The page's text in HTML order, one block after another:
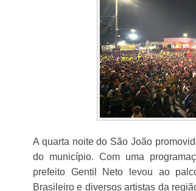
A quarta noite do São João
do município. Com uma
prefeito Gentil Neto levou ao
Brasileiro e diversos artistas da